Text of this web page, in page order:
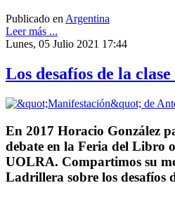
Publicado en Argentina
Leer más ...
Lunes, 05 Julio 2021 17:44
Los desafíos de la
En 2017 Horacio González
debate en la Feria del Libro
UOLRA. Compartimos su
Ladrillera sobre los desafíos